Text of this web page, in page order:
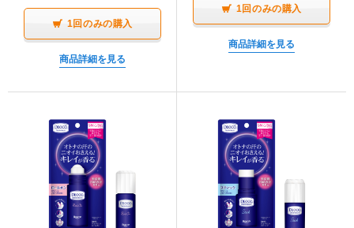
1回のみの購入
商品詳細を見る
1回のみの購入
商品詳細を見る